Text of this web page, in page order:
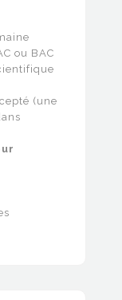
ou BAC
(une